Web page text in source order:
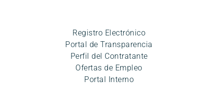
Registro Electrónico
Portal de Transparencia
Perfil del Contratante
Ofertas de Empleo
Portal Interno